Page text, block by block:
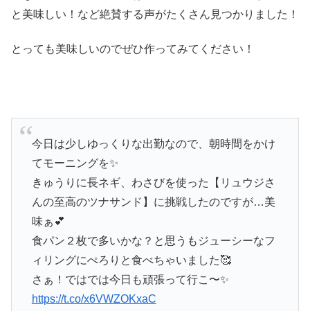
と美味しい！など絶賛する声がたくさん見つかりました！
とっても美味しいのでぜひ作ってみてください！
今日は少しゆっくりな出勤なので、朝時間をかけ
てモーニングを✨
きゅうりに長ネギ、わさびを使った【リュウジさ
んの至高のツナサンド】に挑戦したのですが…美
味ぁ💕
食パン２枚で多いかな？と思うもジューシーなフ
ィリングにぺろりと食べちゃいました🥰
さぁ！ではでは今日も頑張って行こ〜✨
https://t.co/x6VWZOKxaC